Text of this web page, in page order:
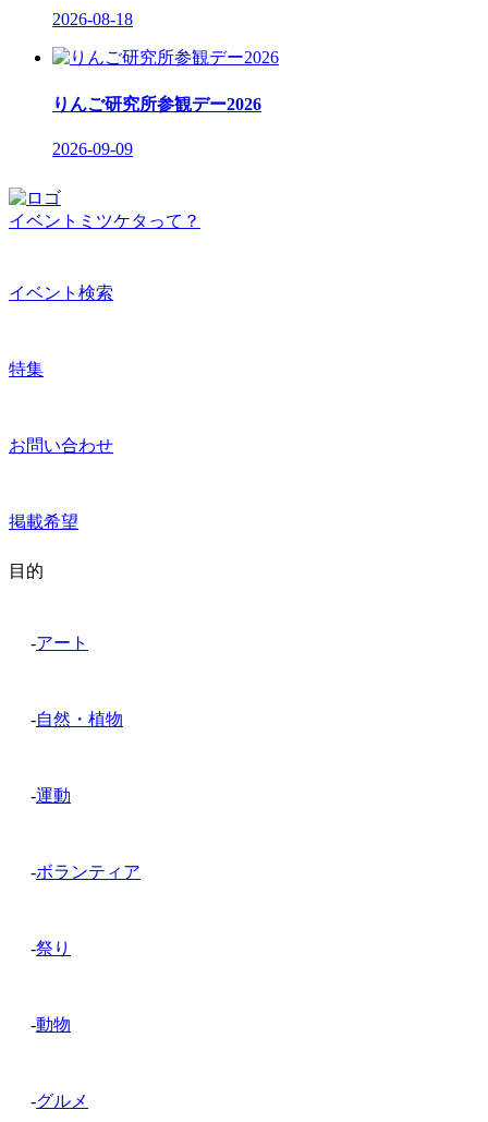
2026-08-18
りんご研究所参観デー2026
2026-09-09
イベントミツケタって？
イベント検索
特集
お問い合わせ
掲載希望
目的
-アート
-自然・植物
-運動
-ボランティア
-祭り
-動物
-グルメ